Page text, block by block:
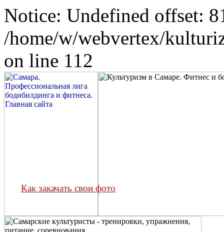
Notice: Undefined offset:
/home/w/webvertex/
on line 112
Как закачать свои фото